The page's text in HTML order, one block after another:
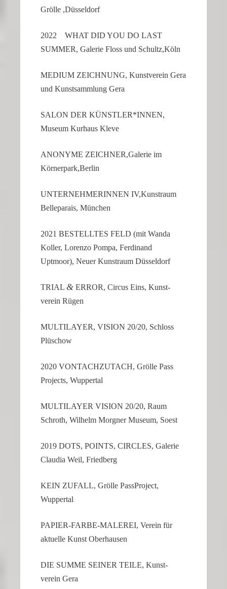
Grölle ,Düssel­dorf
2022 WHAT DID YOU DO LAST
SUMMER, Galerie Floss und Schultz,Köln
MEDIUM ZEICH­NUNG, Kunst­verein Gera
und Kunst­samm­lung Gera
SALON DER KÜNSTLER*INNEN,
Museum Kurhaus Kleve
ANONYME ZEICHNER,Galerie im
Körnerpark,Berlin
UNTER­NEH­ME­RINNEN IV,Kunstraum
Belle­pa­rais, München
2021 BESTELLTES FELD (mit Wanda
Koller, Lorenzo Pompa, Ferdi­nand
Uptmoor), Neuer Kunst­raum Düsseldorf
TRIAL & ERROR, Circus Eins, Kunst­
verein Rügen
MULTI­LAYER, VISION 20/20, Schloss
Plüschow
2020 VONTACH­ZUTACH, Grölle Pass
Projects, Wuppertal
MULTI­LAYER VISION 20/20, Raum
Schroth, Wilhelm Morgner Museum, Soest
2019 DOTS, POINTS, CIRCLES, Galerie
Claudia Weil, Friedberg
KEIN ZUFALL, Grölle PassPro­ject,
Wuppertal
PAPIER-FARBE-MALEREI, Verein für
aktuelle Kunst Oberhausen
DIE SUMME SEINER TEILE, Kunst­
verein Gera